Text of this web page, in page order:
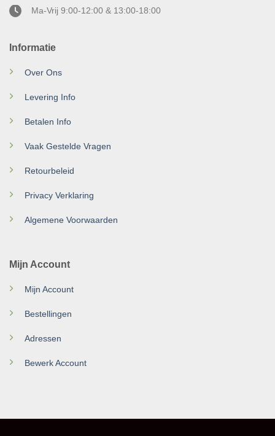
Informatie
Over Ons
Levering Info
Betalen Info
Vaak Gestelde Vragen
Retourbeleid
Privacy Verklaring
Algemene Voorwaarden
Mijn Account
Mijn Account
Bestellingen
Adressen
Bewerk Account
Ma-Vrij 9:00-12:00 & 13:00-18:00